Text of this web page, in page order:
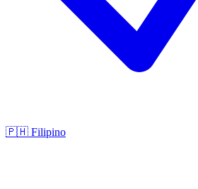
🇵🇭 Filipino